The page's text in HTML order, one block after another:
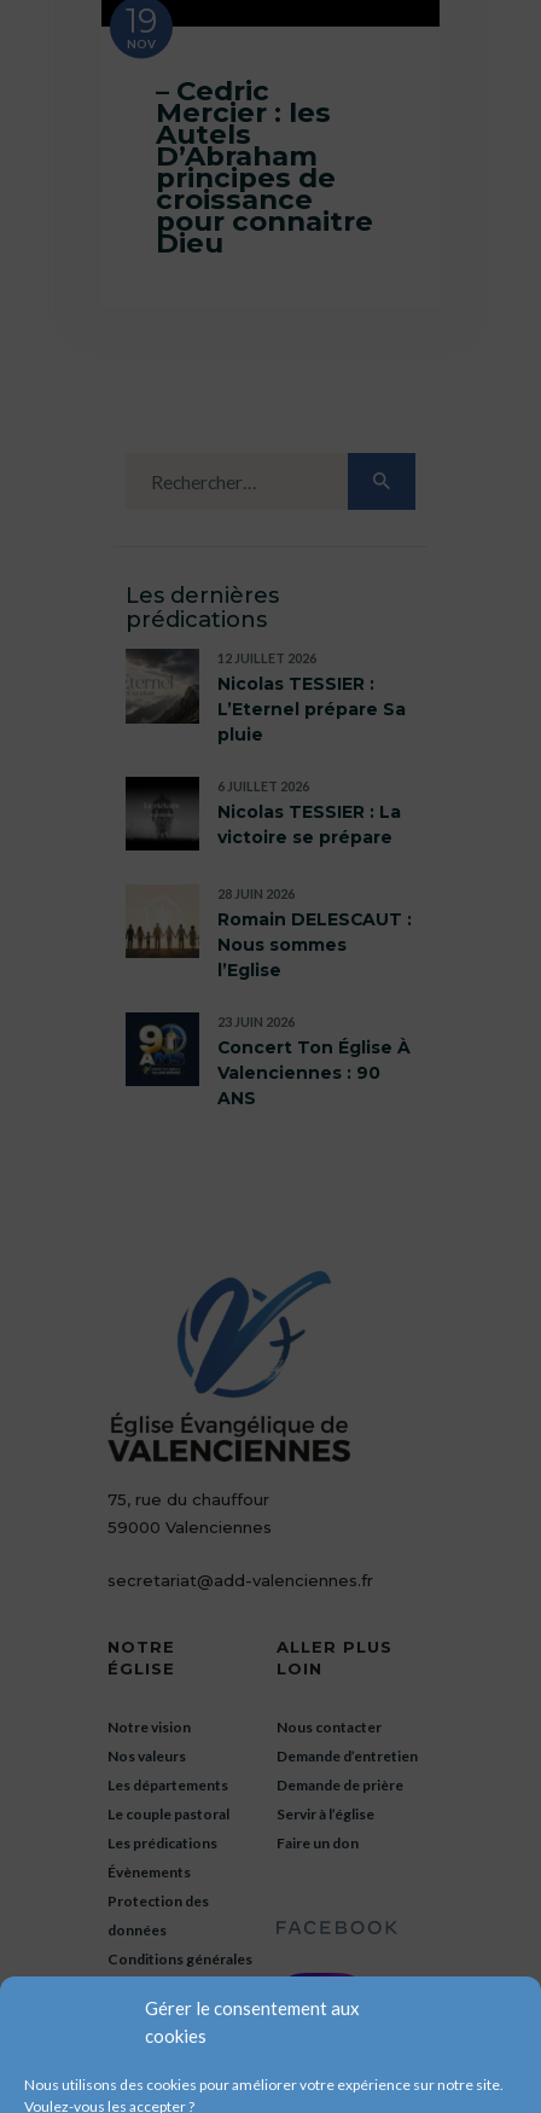
Gérer le consentement aux
cookies
Nous utilisons des cookies pour améliorer votre expérience sur notre site.
Voulez-vous les accepter ?
19
NOV
– Cedric
Mercier : les
Autels
D’Abraham
principes de
croissance
pour connaitre
Dieu
Les dernières
prédications
Nicolas TESSIER :
L’Eternel prépare Sa
pluie
12 JUILLET 2026
Nicolas TESSIER : La
victoire se prépare
6 JUILLET 2026
Romain DELESCAUT :
Nous sommes
l’Eglise
28 JUIN 2026
Concert Ton Église À
Valenciennes : 90
ANS
23 JUIN 2026
75, rue du chauffour
59000 Valenciennes
secretariat@add-valenciennes.fr
NOTRE
ÉGLISE
Notre vision
Nos valeurs
Les départements
Le couple pastoral
Les prédications
Évènements
Protection des
données
Conditions générales
ALLER PLUS
LOIN
Nous contacter
Demande d’entretien
Demande de prière
Servir à l’église
Faire un don